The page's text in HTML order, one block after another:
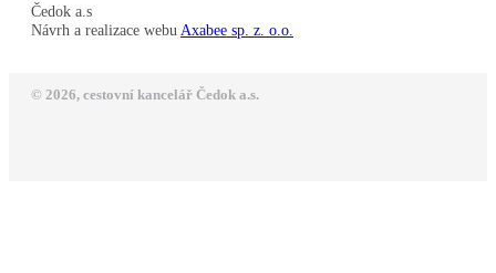
Čedok a.s
Návrh a realizace webu Axabee sp. z. o.o.
© 2026, cestovní kancelář Čedok a.s.